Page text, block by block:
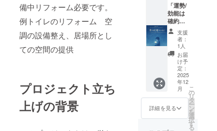
備中リフォーム必要です。
例トイレのリフォーム 空
調の設備整え、居場所とし
ての空間の提供
プロジェクト立ち
上げの背景
うすれ
ば改善
できる
のか？
分かり
ます 祈
りカー
ドは神
様があ
なたの
気持ち
をよく
てくれ
ている
「運勢/
効能は
確約す
るもの
ではあ
りませ
ん。 イ
ンナー
チャイ
ルド癒
しテン
プレー
トプラ
スア
ファ
メー
支援
者：
1人
お届
け予
定：
2025
年12
月
詳細を見る
こ
の
リ
タ
ー
ン
を
選
択
す
る